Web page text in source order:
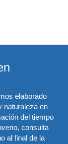
elaborado
naturaleza en
del tiempo
consulta
al final de la